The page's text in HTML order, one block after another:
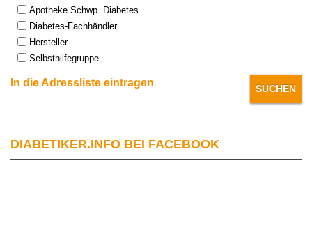
Apotheke Schwp. Diabetes
Diabetes-Fachhändler
Hersteller
Selbsthilfegruppe
In die Adressliste eintragen
DIABETIKER.INFO BEI FACEBOOK